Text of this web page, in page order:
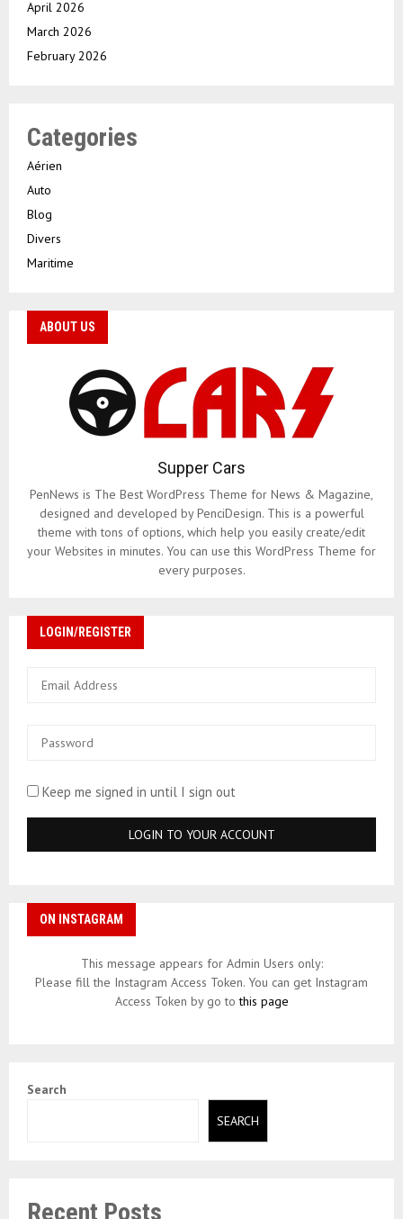
April 2026
March 2026
February 2026
Categories
Aérien
Auto
Blog
Divers
Maritime
ABOUT US
Supper Cars
PenNews is The Best WordPress Theme for News & Magazine,
designed and developed by PenciDesign. This is a powerful
theme with tons of options, which help you easily create/edit
your Websites in minutes. You can use this WordPress Theme for
every purposes.
LOGIN/REGISTER
Keep me signed in until I sign out
ON INSTAGRAM
This message appears for Admin Users only:
Please fill the Instagram Access Token. You can get Instagram
Access Token by go tothis page
Search
SEARCH
Recent Posts